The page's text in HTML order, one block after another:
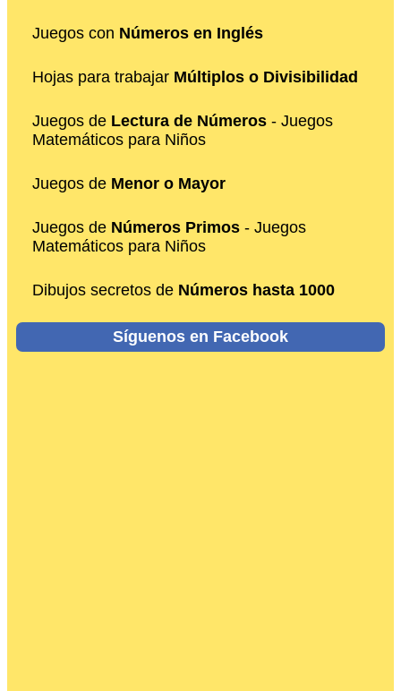
Juegos con Números en Inglés
Hojas para trabajar Múltiplos o Divisibilidad
Juegos de Lectura de Números - Juegos
Matemáticos para Niños
Juegos de Menor o Mayor
Juegos de Números Primos - Juegos
Matemáticos para Niños
Dibujos secretos de Números hasta 1000
Síguenos en Facebook